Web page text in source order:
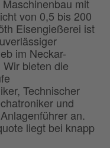
mit
von 0,5 bis 200
Eisengießerei ist
im Neckar-
bieten die
Technischer
und
an.
liegt bei knapp